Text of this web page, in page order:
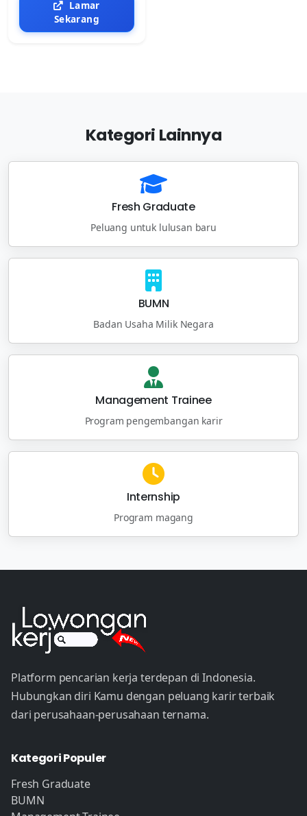
Lamar
Sekarang
Kategori Lainnya
Fresh Graduate
Peluang untuk lulusan baru
BUMN
Badan Usaha Milik Negara
Management Trainee
Program pengembangan karir
Internship
Program magang
Platform pencarian kerja terdepan di Indonesia.
Hubungkan diri Kamu dengan peluang karir terbaik
dari perusahaan-perusahaan ternama.
Kategori Populer
Fresh Graduate
BUMN